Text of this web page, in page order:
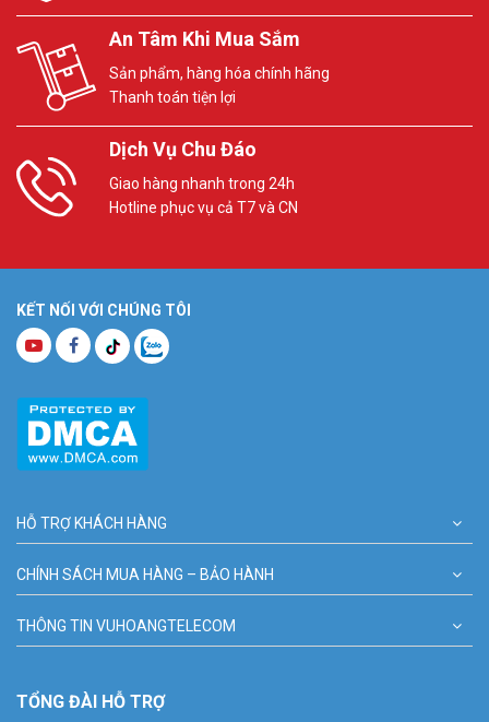
An Tâm Khi Mua Sắm
Sản phẩm, hàng hóa chính hãng
Thanh toán tiện lợi
Dịch Vụ Chu Đáo
Giao hàng nhanh trong 24h
Hotline phục vụ cả T7 và CN
KẾT NỐI VỚI CHÚNG TÔI
HỖ TRỢ KHÁCH HÀNG
CHÍNH SÁCH MUA HÀNG – BẢO HÀNH
THÔNG TIN VUHOANGTELECOM
TỔNG ĐÀI HỖ TRỢ